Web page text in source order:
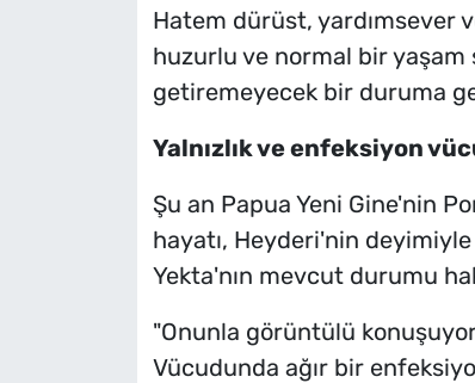
Hatem dürüst, yardımsever
huzurlu ve normal bir yaşam
getiremeyecek bir duruma
Yalnızlık ve enfeksiyon
Şu an Papua Yeni Gine'nin
hayatı, Heyderi'nin
Yekta'nın mevcut durumu
"Onunla görüntülü
Vücudunda ağır bir